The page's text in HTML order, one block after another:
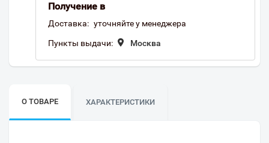
Получение в
Доставка: уточняйте у менеджера
Пункты выдачи: Москва
О ТОВАРЕ ХАРАКТЕРИСТИКИ